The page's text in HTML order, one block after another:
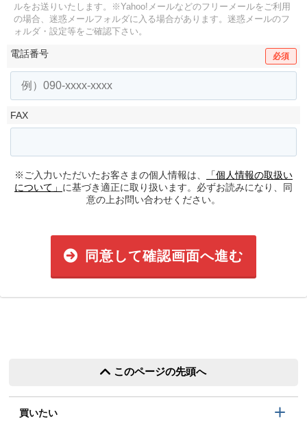
ルをお送りいたします。
※Yahoo!メールなどのフリーメールをご利用
の場合、迷惑メールフォルダに入る場合があります。 迷惑メールのフ
ォルダ・設定等をご確認下さい。
電話番号 必須
FAX
※ご入力いただいたお客さまの個人情報は、
「個人情報の取扱い
について」 に基づき適正に取り扱います。必ずお読みになり、同
意の上お問い合わせください。
同意して確認画面へ進む
このページの先頭へ
買いたい